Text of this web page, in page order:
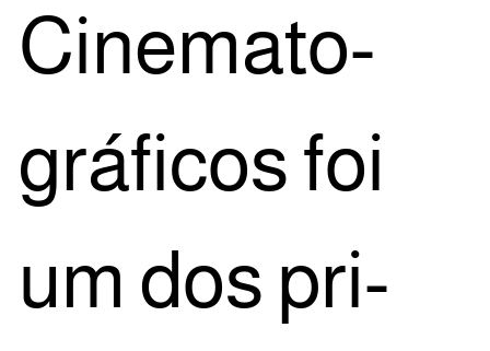
Cine­ma­to­
grá­fi­cos foi
um dos pri­